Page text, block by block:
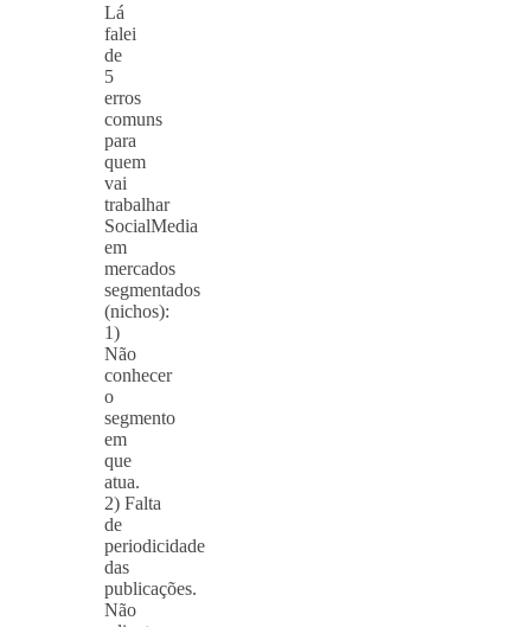
Lá
falei
de
5
erros
comuns
para
quem
vai
trabalhar
SocialMedia
em
mercados
segmentados
(nichos):
1)
Não
conhecer
o
segmento
em
que
atua.
2) Falta
de
periodicidade
das
publicações.
Não